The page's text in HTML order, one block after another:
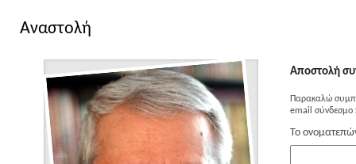
Αναστολή
Αποστολή
Παρακαλώ
email σύνδεσμο
Το